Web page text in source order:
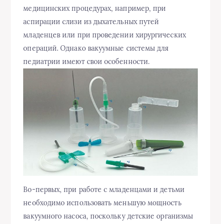
медицинских процедурах, например, при
аспирации слизи из дыхательных путей
младенцев или при проведении хирургических
операций. Однако вакуумные системы для
педиатрии имеют свои особенности.
Во-первых, при работе с младенцами и детьми
необходимо использовать меньшую мощность
вакуумного насоса, поскольку детские организмы